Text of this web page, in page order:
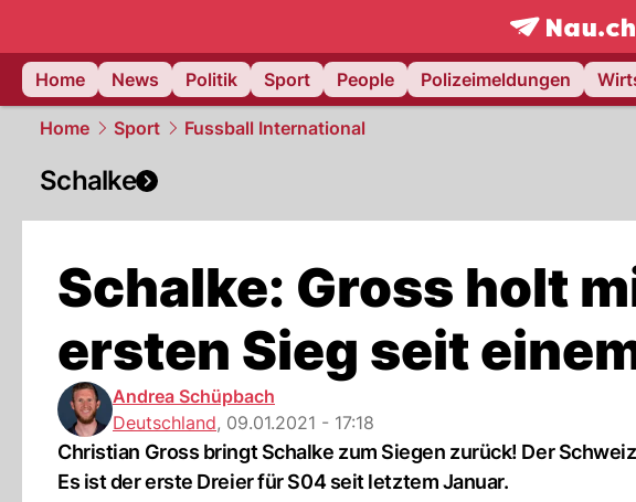
frontpage.
Home
News Politik Sport People Polizeimeldungen
Home Sport Fussball International
Schalke
Schalke: Gross holt
ersten Sieg seit
Andrea Schüpbach
Deutschland, 09.01.2021 - 17:18
Christian Gross bringt Schalke zum Siegen zurück! Der
Es ist der erste Dreier für S04 seit letztem Januar.